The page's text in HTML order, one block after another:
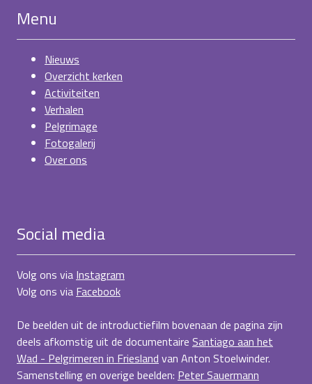
Menu
Nieuws
Overzicht kerken
Activiteiten
Verhalen
Pelgrimage
Fotogalerij
Over ons
Social media
Volg ons via Instagram
Volg ons via Facebook
De beelden uit de introductiefilm bovenaan de pagina zijn
deels afkomstig uit de documentaire Santiago aan het
Wad - Pelgrimeren in Friesland van Anton Stoelwinder.
Samenstelling en overige beelden: Peter Sauermann